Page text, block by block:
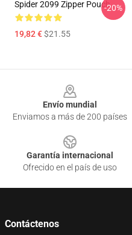
Spider 2099 Zipper Pouch
19,82 €$21.55
-20%
Envío mundial
Enviamos a más de 200 países
Garantía internacional
Ofrecido en el país de uso
Contáctenos